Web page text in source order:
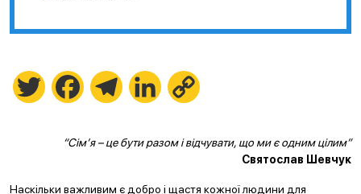
Twitter FacebookTelegramLinkedIn
“Сім’я – це бути разом і відчувати, що ми є одним цілим”
Святослав Шевчук
Наскільки важливим є добро і щастя кожної людини для